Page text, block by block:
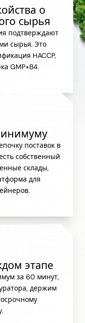
о
сырья
подтверждают
сырья. Это
HACCP,
GMP+B4.
поставок в
собственный
склады,
для
этапе
за 60 минут,
держим